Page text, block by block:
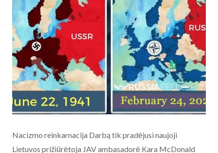
Nacizmo reinkarnacija Darbą tik pradėjusi naujoji
Lietuvos prižiūrėtoja JAV ambasadorė Kara McDonald